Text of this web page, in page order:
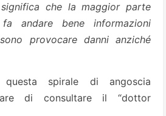
significa che la maggior parte
andare bene informazioni
provocare danni anziché
questa spirale di angoscia
di consultare il “dottor